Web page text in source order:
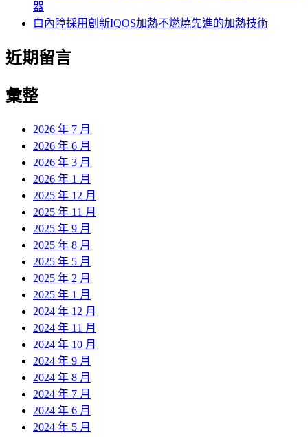
器
白內障採用創新IQOS加熱不燃燒先進的加熱技術
近期留言
彙整
2026 年 7 月
2026 年 6 月
2026 年 3 月
2026 年 1 月
2025 年 12 月
2025 年 11 月
2025 年 9 月
2025 年 8 月
2025 年 5 月
2025 年 2 月
2025 年 1 月
2024 年 12 月
2024 年 11 月
2024 年 10 月
2024 年 9 月
2024 年 8 月
2024 年 7 月
2024 年 6 月
2024 年 5 月